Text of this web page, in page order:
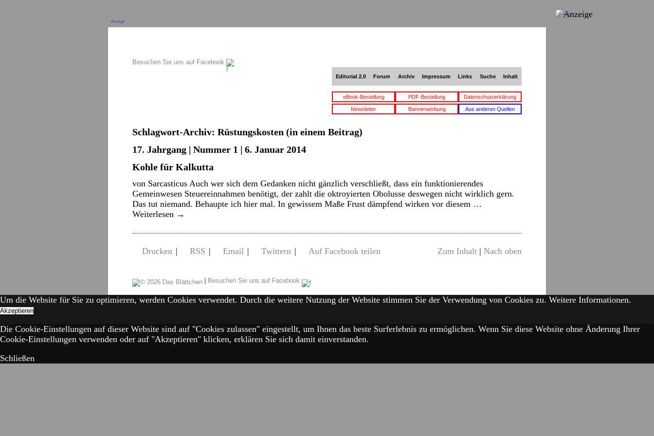
Anzeige
Besuchen Sie uns auf Facebook
Editorial 2.0 Forum Archiv Impressum Links Suche Inhalt
eBook-Bestellung PDF-Bestellung Datenschutzerklärung
Newsletter Bannerwerbung Aus anderen Quellen
Schlagwort-Archiv: Rüstungskosten (in einem Beitrag)
17. Jahrgang | Nummer 1 | 6. Januar 2014
Kohle für Kalkutta
von Sarcasticus Auch wer sich dem Gedanken nicht gänzlich verschließt, dass ein funktionierendes
Gemeinwesen Steuereinnahmen benötigt, der zahlt die oktroyierten Obolusse deswegen nicht wirklich gern.
Das tut niemand. Behaupte ich hier mal. In gewissem Maße Frust dämpfend wirken vor diesem …
Weiterlesen →
Drucken | RSS | Email | Twittern | Auf Facebook teilen Zum Inhalt | Nach oben
| Besuchen Sie uns auf Facebook
Anzeige
Um die Website für Sie zu optimieren, werden Cookies verwendet. Durch die weitere Nutzung der Website stimmen Sie der Verwendung von Cookies zu. Weitere Informationen.
Akzeptieren
Die Cookie-Einstellungen auf dieser Website sind auf "Cookies zulassen" eingestellt, um Ihnen das beste Surferlebnis zu ermöglichen. Wenn Sie diese Website ohne Änderung Ihrer
Cookie-Einstellungen verwenden oder auf "Akzeptieren" klicken, erklären Sie sich damit einverstanden.
Schließen